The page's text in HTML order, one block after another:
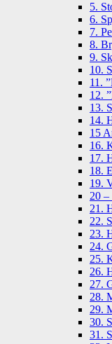
5.
6.
7.
8.
9.
10.
11.
12.
13.
14.
15
16.
17.
18.
19.
20 –
21.
22.
23.
24.
25.
26.
27.
28.
29.
30.
31.